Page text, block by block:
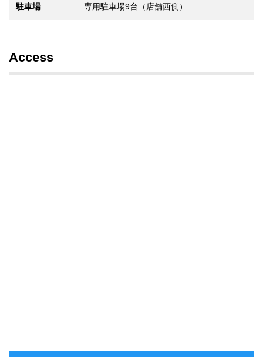
駐車場 専用駐車場9台（店舗西側）
Access